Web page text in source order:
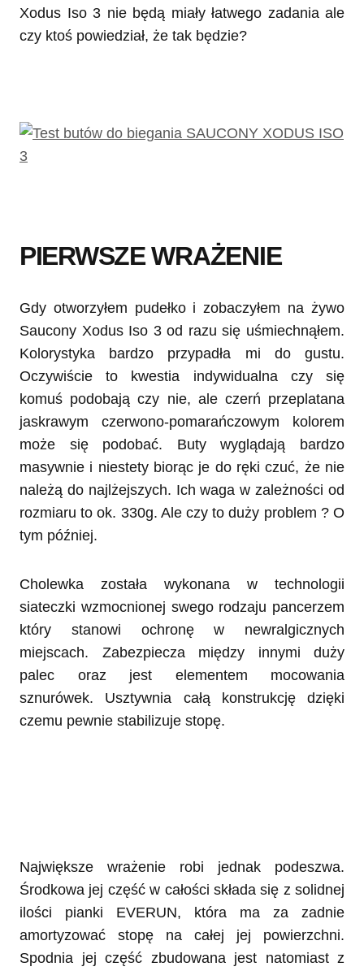
Xodus Iso 3 nie będą miały łatwego zadania ale
czy ktoś powiedział, że tak będzie?
PIERWSZE WRAŻENIE
Gdy otworzyłem pudełko i zobaczyłem na żywo
Saucony Xodus Iso 3 od razu się uśmiechnąłem.
Kolorystyka bardzo przypadła mi do gustu.
Oczywiście to kwestia indywidualna czy się
komuś podobają czy nie, ale czerń przeplatana
jaskrawym czerwono-pomarańczowym kolorem
może się podobać. Buty wyglądają bardzo
masywnie i niestety biorąc je do ręki czuć, że nie
należą do najlżejszych. Ich waga w zależności od
rozmiaru to ok. 330g. Ale czy to duży problem ? O
tym później.
Cholewka została wykonana w technologii
siateczki wzmocnionej swego rodzaju pancerzem
który stanowi ochronę w newralgicznych
miejscach. Zabezpiecza między innymi duży
palec oraz jest elementem mocowania
sznurówek. Usztywnia całą konstrukcję dzięki
czemu pewnie stabilizuje stopę.
Największe wrażenie robi jednak podeszwa.
Środkowa jej część w całości składa się z solidnej
ilości pianki EVERUN, która ma za zadnie
amortyzować stopę na całej jej powierzchni.
Spodnia jej część zbudowana jest natomiast z